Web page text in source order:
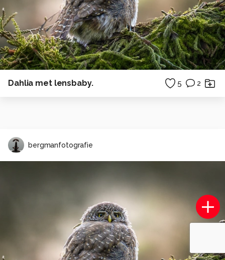
Dahlia met lensbaby. 5 2
bergmanfotografie